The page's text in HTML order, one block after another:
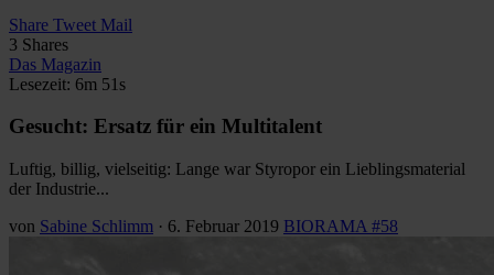
Share Tweet Mail
3 Shares
Das Magazin
Lesezeit: 6m 51s
Gesucht: Ersatz für ein Multitalent
Luftig, billig, vielseitig: Lange war Styropor ein Lieblingsmaterial
der Industrie...
von Sabine Schlimm · 6. Februar 2019 BIORAMA #58